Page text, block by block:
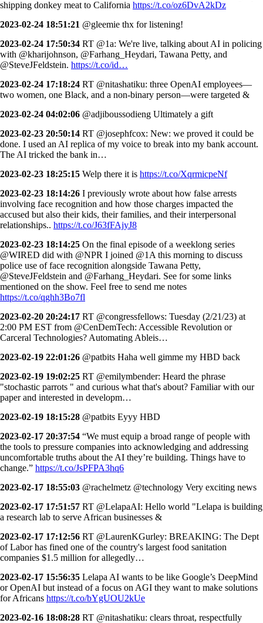
shipping donkey meat to California https://t.co/oz6DvA2kDz
2023-02-24 18:51:21 @gleemie thx for listening!
2023-02-24 17:50:34 RT @1a: We're live, talking about AI in policing
with @kharijohnson, @Farhang_Heydari, Tawana Petty, and
@SteveJFeldstein. https://t.co/id…
2023-02-24 17:18:24 RT @nitashatiku: three OpenAI employees—
two women, one Black, and a non-binary person—were targeted &
2023-02-24 04:02:06 @adjiboussodieng Ultimately a gift
2023-02-23 20:50:14 RT @josephfcox: New: we proved it could be
done. I used an AI replica of my voice to break into my bank account.
The AI tricked the bank in…
2023-02-23 18:25:15 Welp there it is https://t.co/XqrmicpeNf
2023-02-23 18:14:26 I previously wrote about how false arrests
involving face recognition and how those charges impacted the
accused but also their kids, their families, and their interpersonal
relationships.. https://t.co/J63fFAjyJ8
2023-02-23 18:14:25 On the final episode of a weeklong series
@WIRED did with @NPR I joined @1A this morning to discuss
police use of face recognition alongside Tawana Petty,
@SteveJFeldstein and @Farhang_Heydari. See for some links
mentioned on the show. Feel free to send me notes
https://t.co/qghh3Bo7fl
2023-02-20 20:24:17 RT @congressfellows: Tuesday (2/21/23) at
2:00 PM EST from @CenDemTech: Accessible Revolution or
Carceral Technologies? Automating Ableis…
2023-02-19 22:01:26 @patbits Haha well gimme my HBD back
2023-02-19 19:02:25 RT @emilymbender: Heard the phrase
"stochastic parrots " and curious what that's about? Familiar with our
paper and interested in developm…
2023-02-19 18:15:28 @patbits Eyyy HBD
2023-02-17 20:37:54 “We must equip a broad range of people with
the tools to pressure companies into acknowledging and addressing
uncomfortable truths about the AI they’re building. Things have to
change.” https://t.co/JsPFPA3hq6
2023-02-17 18:55:03 @rachelmetz @technology Very exciting news
2023-02-17 17:51:57 RT @LelapaAI: Hello world "Lelapa is building
a research lab to serve African businesses &
2023-02-17 17:12:56 RT @LaurenKGurley: BREAKING: The Dept
of Labor has fined one of the country's largest food sanitation
companies $1.5 million for allegedly…
2023-02-17 15:56:35 Lelapa AI wants to be like Google’s DeepMind
or OpenAI but instead of a focus on AGI they want to make solutions
for Africans https://t.co/bYgUOU2kUe
2023-02-16 18:08:28 RT @nitashatiku: clears throat, respectfully